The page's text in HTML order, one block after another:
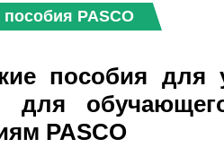
PASCO
пособия для
для
PASCO